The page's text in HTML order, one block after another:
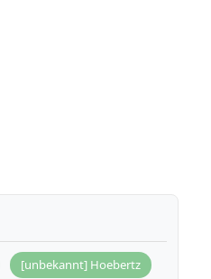
[unbekannt] Hoebertz